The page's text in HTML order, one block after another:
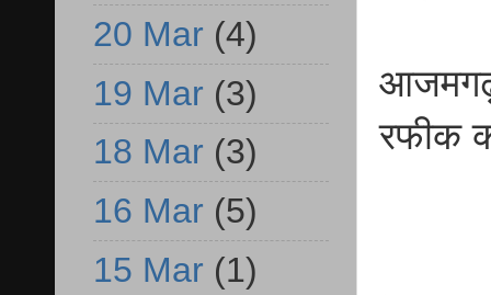
आजमगढ़
रफीक
20 Mar (4)
19 Mar (3)
18 Mar (3)
16 Mar (5)
15 Mar (1)